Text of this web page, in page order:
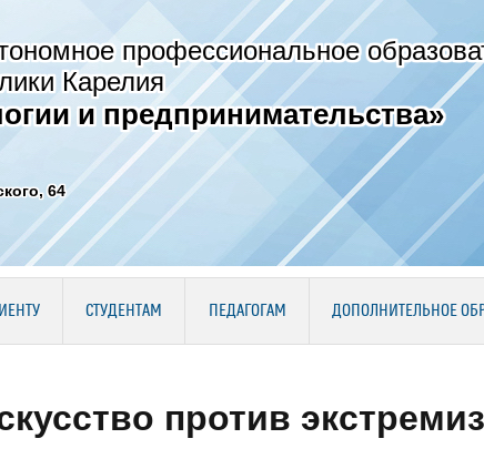
профессиональное
Карелия
и предпринимательства»
64
СТУДЕНТАМ ПЕДАГОГАМ ДОПОЛНИТЕЛЬНОЕ
против